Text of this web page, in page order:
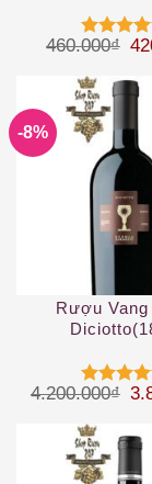
Được
sao
460.000₫
-8%
Rượu
Được
45 sao
4.200.000₫